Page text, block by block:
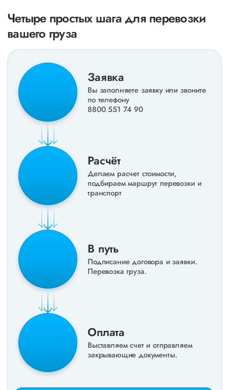
Четыре простых шага для перевозки
вашего груза
Заявка
Вы заполняете заявку или звоните
по телефону
8800 551 74 90
Расчёт
Делаем расчет стоимости,
подбираем маршрут перевозки и
транспорт
В путь
Подписание договора и заявки.
Перевозка груза.
Оплата
Выставляем счет и отправляем
закрывающие документы.